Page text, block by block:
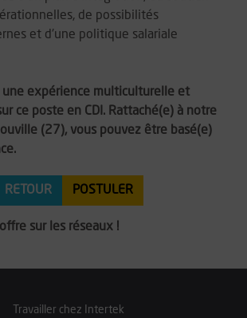
de possibilités
et d'une politique salariale
une expérience multiculturelle et
ce poste en CDI. Rattaché(e) à notre
(27), vous pouvez être basé(e)
RETOUR POSTULER
sur les réseaux !
Travailler chez Intertek